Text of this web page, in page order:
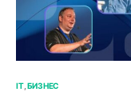
IT БИЗНЕС